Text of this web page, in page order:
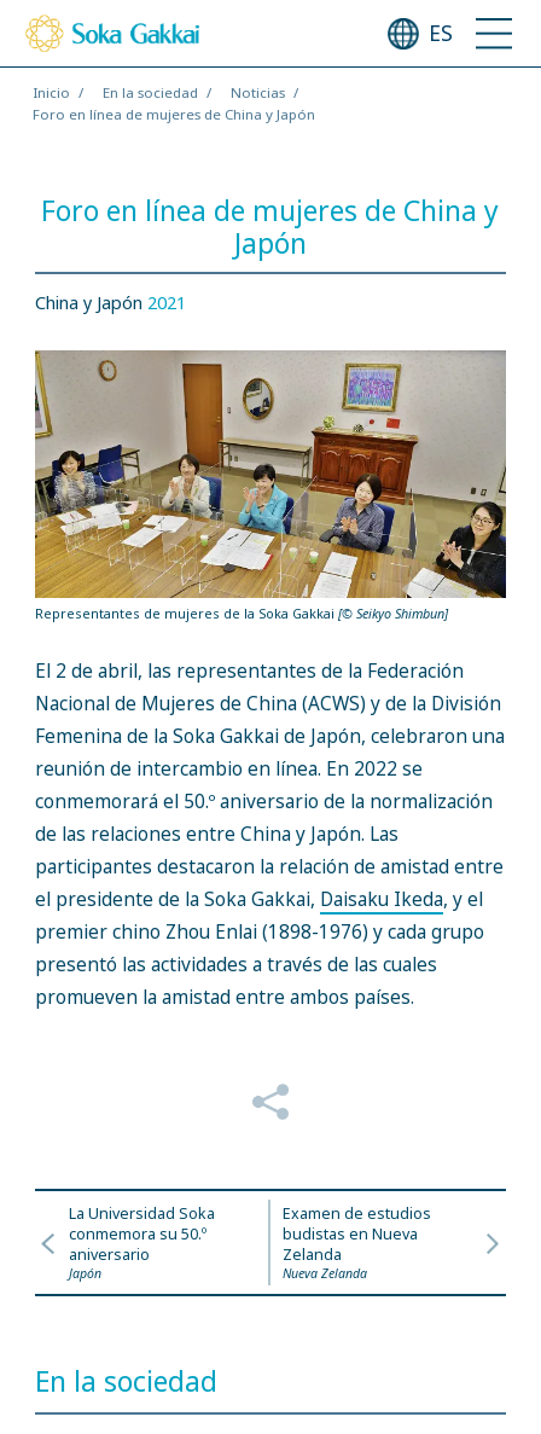
ES
Inicio En la sociedad
Noticias
Foro en línea de mujeres de China y Japón
Foro en línea de mujeres de China y
Japón
China y Japón 2021
Representantes de mujeres de la Soka Gakkai [© Seikyo Shimbun]
El 2 de abril, las representantes de la Federación
Nacional de Mujeres de China (ACWS) y de la División
Femenina de la Soka Gakkai de Japón, celebraron una
reunión de intercambio en línea. En 2022 se
conmemorará el 50.º aniversario de la normalización
de las relaciones entre China y Japón. Las
participantes destacaron la relación de amistad entre
el presidente de la Soka Gakkai, Daisaku Ikeda, y el
premier chino Zhou Enlai (1898-1976) y cada grupo
presentó las actividades a través de las cuales
promueven la amistad entre ambos países.
La Universidad Soka
conmemora su 50.º
aniversario
Japón
Examen de estudios
budistas en Nueva
Zelanda
Nueva Zelanda
En la sociedad